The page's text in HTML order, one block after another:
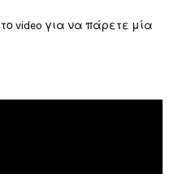
video για να πάρετε μία